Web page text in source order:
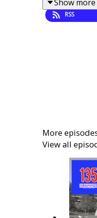
Mais ce
combat
Show more
RSS
More
View all